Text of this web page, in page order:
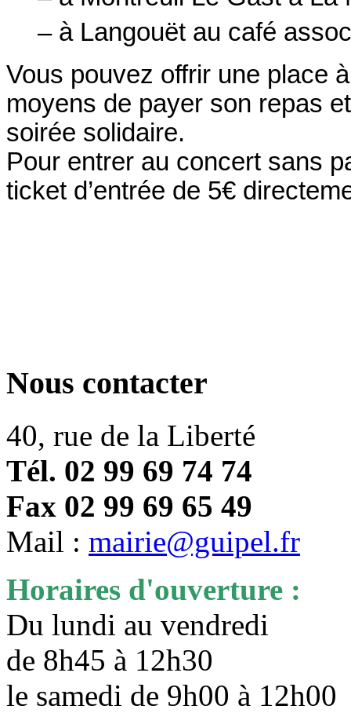
– à Langouët au café
Vous pouvez offrir une place
moyens de payer son repas
soirée solidaire.
Pour entrer au concert sans
ticket d’entrée de 5€
Nous contacter
40, rue de la Liberté
Tél. 02 99 69 74 74
Fax 02 99 69 65 49
Mail : mairie@guipel.fr
Horaires d'ouverture :
Du lundi au vendredi
de 8h45 à 12h30
le samedi de 9h00 à